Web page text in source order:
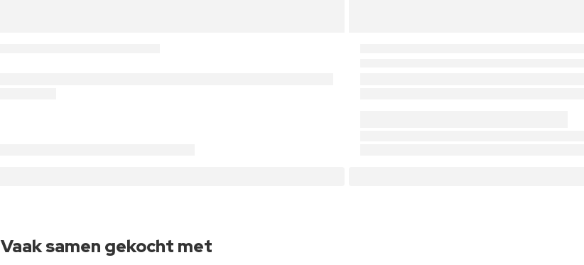
Vaak samen gekocht met